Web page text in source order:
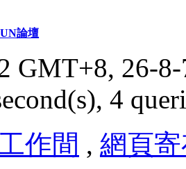
論壇
GMT+8, 26-
4
作間 , 網頁